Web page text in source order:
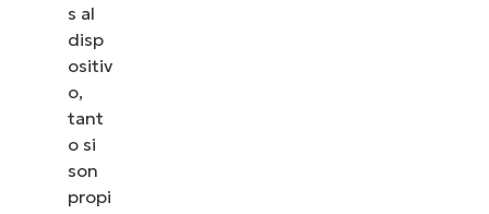
s al
disp
ositiv
o,
tant
o si
son
propi